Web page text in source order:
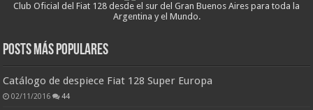
Club Oficial del Fiat 128 desde el sur del Gran Buenos Aires para toda la
Argentina y el Mundo.
Posts más populares
Catálogo de despiece Fiat 128 Super Europa
02/11/2016 44